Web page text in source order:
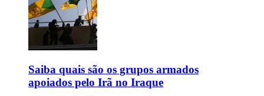
Saiba quais são os grupos armados
apoiados pelo Irã no Iraque